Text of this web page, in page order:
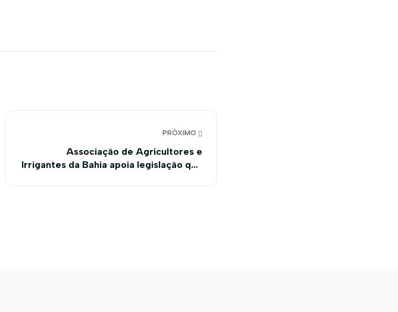
PRÓXIMO
Associação de Agricultores e
Irrigantes da Bahia apoia legislação que